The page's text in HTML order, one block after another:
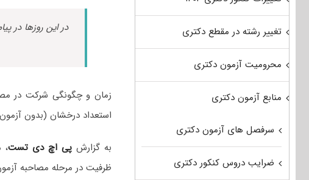
در این روزها در
استعداد درخشان (بدون آزمون) سال ۱۴۰۲ دانشگاه
به گزارش پی اچ دی تست،
ظرفیت در مرحله مصاحبه آزمون ورودی دوره
تغییر رشته در مقطع دکتری
محرومیت آزمون دکتری
منابع آزمون دکتری
سرفصل های آزمون دکتری
ضرایب دروس کنکور دکتری